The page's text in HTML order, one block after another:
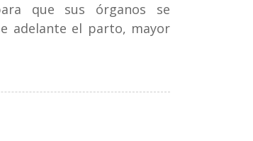
que sus órganos se
adelante el parto, mayor